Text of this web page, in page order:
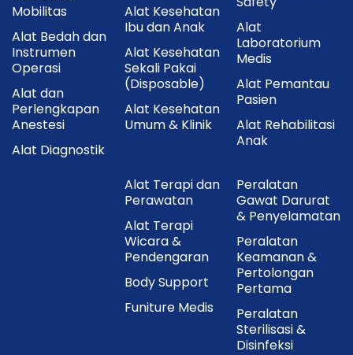
Mobilitas
Alat Bedah dan
Instrumen
Operasi
Alat dan
Perlengkapan
Anestesi
Alat Diagnostik
Alat Kesehatan
Ibu dan Anak
Alat Kesehatan
Sekali Pakai
(Disposable)
Alat Kesehatan
Umum & Klinik
Alat
Laboratorium
Medis
Alat Pemantau
Pasien
Alat Rehabilitasi
Anak
Alat Terapi dan
Perawatan
Alat Terapi
Wicara &
Pendengaran
Body Support
Funiture Medis
Peralatan
Gawat Darurat
& Penyelamatan
Peralatan
Keamanan &
Pertolongan
Pertama
Peralatan
Sterilisasi &
Disinfeksi